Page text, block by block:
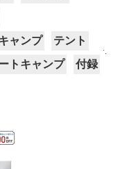
ャンプ
テント
トキャンプ
付録